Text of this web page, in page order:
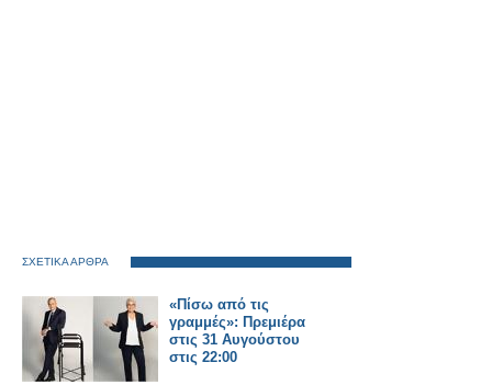
ΣΧΕΤΙΚΑ ΑΡΘΡΑ
«Πίσω από τις
γραμμές»: Πρεμιέρα
στις 31 Αυγούστου
στις 22:00